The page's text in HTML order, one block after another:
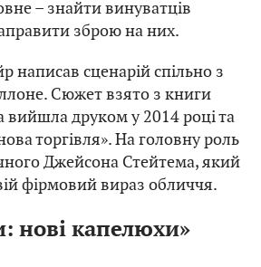
– знайти винуватців
зброю на них.
написав сценарій спільно з
Сюжет взято з книги
вийшла друком у 2014 році та
торгівля». На головну роль
Джейсона Стейтема, який
фірмовий вираз обличчя.
нові капелюхи»